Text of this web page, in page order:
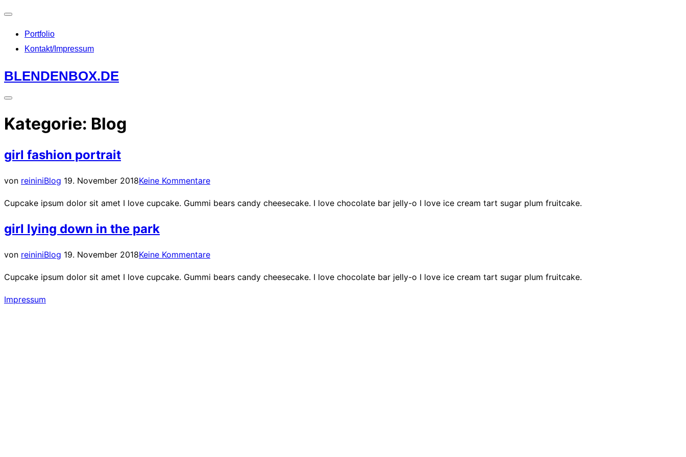
umschalten
Portfolio
Kontakt/Impressum
Zum
Inhalt
springen
BLENDENBOX.DE
&
Navigation
umschalten
Kategorie: Blog
girl fashion portrait
von reininiBlog Veröffentlicht
19. November 2018Keine Kommentare
Cupcake ipsum dolor sit amet I love cupcake. Gummi bears candy cheesecake. I love chocolate bar jelly-o I love ice cream tart sugar plum fruitcake.
girl lying down in the park
von reininiBlog Veröffentlicht
19. November 2018Keine Kommentare
Cupcake ipsum dolor sit amet I love cupcake. Gummi bears candy cheesecake. I love chocolate bar jelly-o I love ice cream tart sugar plum fruitcake.
Impressum